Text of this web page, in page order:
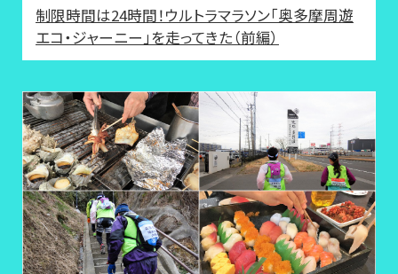
制限時間は24時間！ウルトラマラソン「奥多摩周遊
エコ・ジャーニー」を走ってきた（前編）